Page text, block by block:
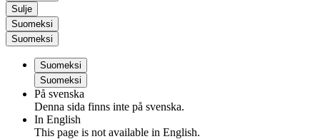
Sulje
Suomeksi
Suomeksi
Suomeksi
Suomeksi
På svenska
Denna sida finns inte på svenska.
In English
This page is not available in English.